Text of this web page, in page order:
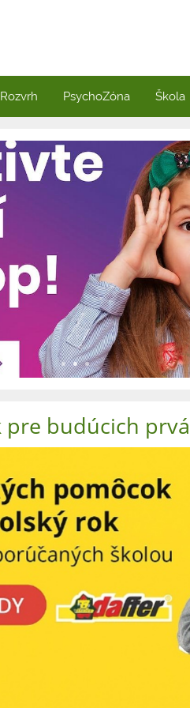
Rozvrh PsychoZóna Škola
pre budúcich